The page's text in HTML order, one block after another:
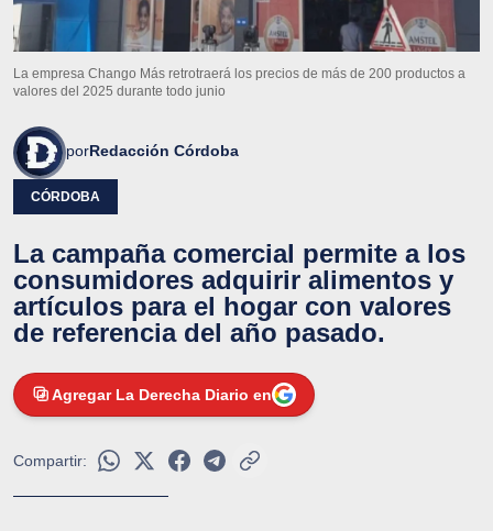
La empresa Chango Más retrotraerá los precios de más de 200 productos a
valores del 2025 durante todo junio
porRedacción Córdoba
CÓRDOBA
La campaña comercial permite a los
consumidores adquirir alimentos y
artículos para el hogar con valores
de referencia del año pasado.
Agregar La Derecha Diario en
Compartir: